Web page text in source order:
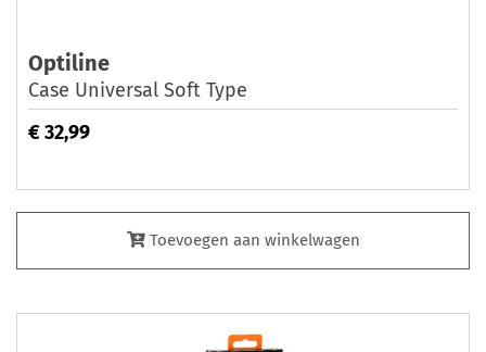
Optiline
Case Universal Soft Type
€ 32,99
Toevoegen aan winkelwagen